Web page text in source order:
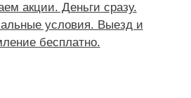
акции. Деньги сразу.
условия. Выезд и
бесплатно.